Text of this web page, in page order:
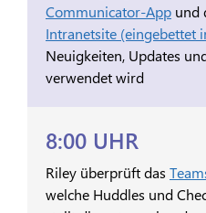
Communicator-App und
Intranetsite (eingebettet
Neuigkeiten, Updates
verwendet wird
8:00 UHR
Riley überprüft das
welche Huddles und